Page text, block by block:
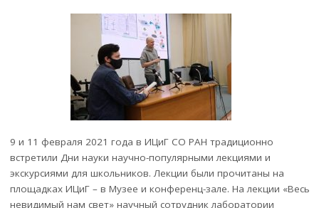
9 и 11 февраля 2021 года в ИЦиГ СО РАН традиционно
встретили Дни науки научно-популярными лекциями и
экскурсиями для школьников. Лекции были прочитаны на
площадках ИЦиГ – в Музее и конференц-зале. На лекции «Весь
невидимый нам свет» научный сотрудник лаборатории